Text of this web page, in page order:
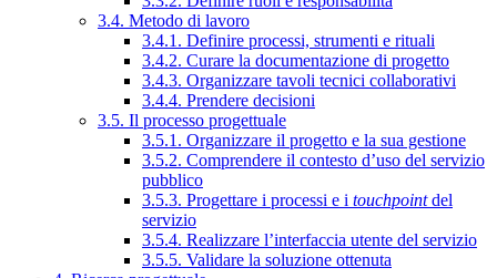
3.4. Metodo di lavoro
3.4.1. Definire processi, strumenti e rituali
3.4.2. Curare la documentazione di progetto
3.4.3. Organizzare tavoli tecnici collaborativi
3.4.4. Prendere decisioni
3.5. Il processo progettuale
3.5.1. Organizzare il progetto e la sua gestione
3.5.2. Comprendere il contesto d’uso del servizio
pubblico
3.5.3. Progettare i processi e i touchpointdel
servizio
3.5.4. Realizzare l’interfaccia utente del servizio
3.5.5. Validare la soluzione ottenuta